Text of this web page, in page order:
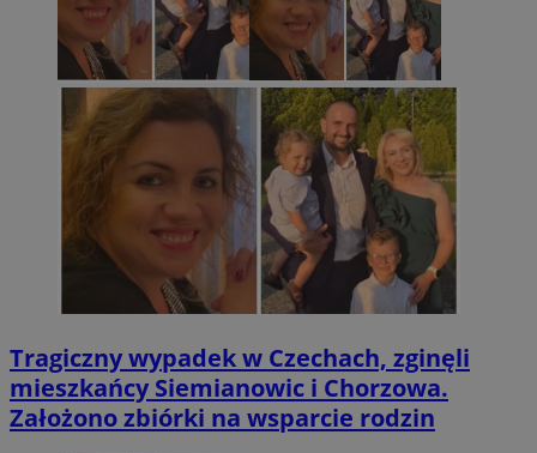
Tragiczny wypadek w Czechach, zginęli
mieszkańcy Siemianowic i Chorzowa.
Założono zbiórki na wsparcie rodzin